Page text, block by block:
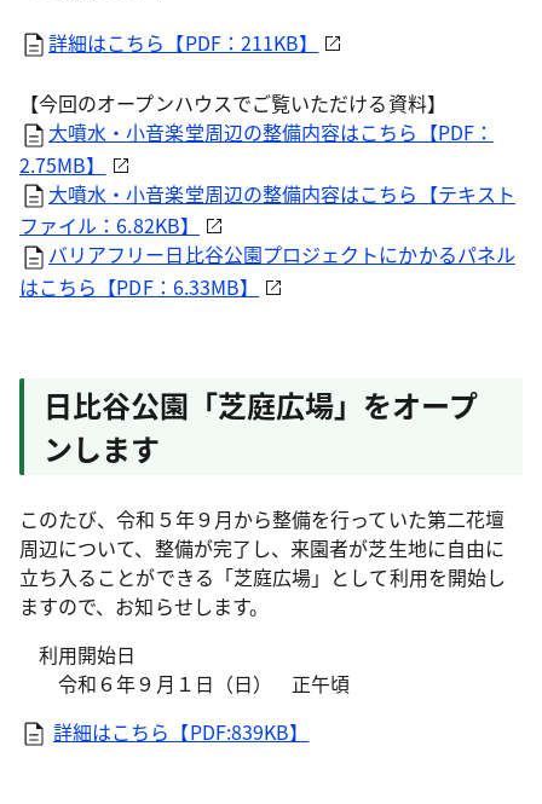
詳細はこちら【PDF：211KB】
【今回のオープンハウスでご覧いただける資料】
大噴水・小音楽堂周辺の整備内容はこちら【PDF：
2.75MB】
大噴水・小音楽堂周辺の整備内容はこちら【テキスト
ファイル：6.82KB】
バリアフリー日比谷公園プロジェクトにかかるパネル
はこちら【PDF：6.33MB】
日比谷公園「芝庭広場」をオープ
ンします
このたび、令和５年９月から整備を行っていた第二花壇
周辺について、整備が完了し、来園者が芝生地に自由に
立ち入ることができる「芝庭広場」として利用を開始し
ますので、お知らせします。
利用開始日
令和６年９月１日（日） 正午頃
詳細はこちら【PDF:839KB】